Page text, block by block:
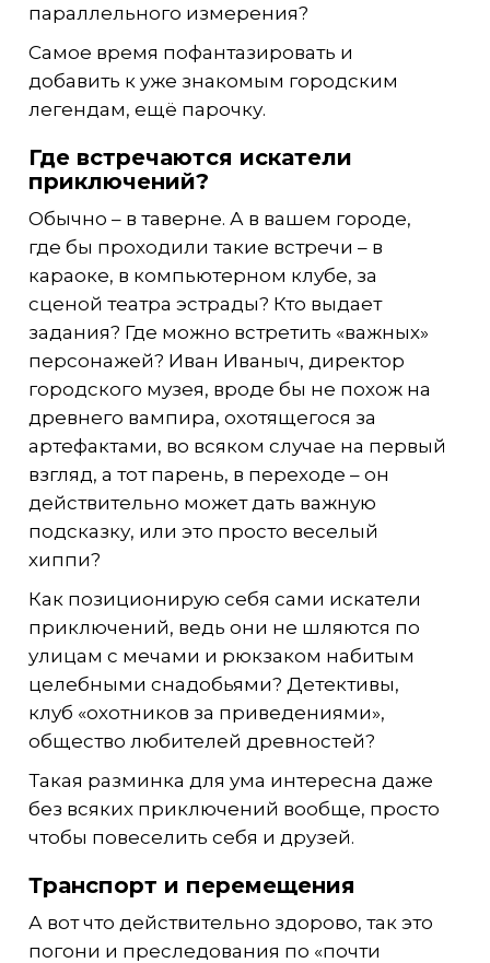
параллельного измерения?
Самое время пофантазировать и
добавить к уже знакомым городским
легендам, ещё парочку.
Где встречаются искатели
приключений?
Обычно – в таверне. А в вашем городе,
где бы проходили такие встречи – в
караоке, в компьютерном клубе, за
сценой театра эстрады? Кто выдает
задания? Где можно встретить «важных»
персонажей? Иван Иваныч, директор
городского музея, вроде бы не похож на
древнего вампира, охотящегося за
артефактами, во всяком случае на первый
взгляд, а тот парень, в переходе – он
действительно может дать важную
подсказку, или это просто веселый
хиппи?
Как позиционирую себя сами искатели
приключений, ведь они не шляются по
улицам с мечами и рюкзаком набитым
целебными снадобьями? Детективы,
клуб «охотников за приведениями»,
общество любителей древностей?
Такая разминка для ума интересна даже
без всяких приключений вообще, просто
чтобы повеселить себя и друзей.
Транспорт и перемещения
А вот что действительно здорово, так это
погони и преследования по «почти